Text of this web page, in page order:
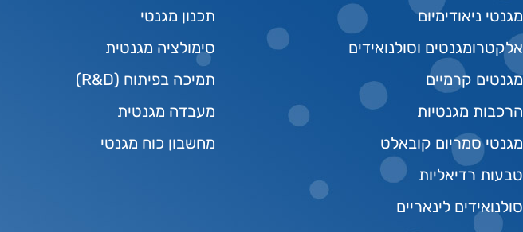
מגנטי ניאודימיום
אלקטרומגנטים וסולנואידים
מגנטים קרמיים
הרכבות מגנטיות
מגנטי סמריום קובאלט
טבעות רדיאליות
סולנואידים לינאריים
תכנון מגנטי
סימולציה מגנטית
תמיכה בפיתוח (R&D)
מעבדה מגנטית
מחשבון כוח מגנטי